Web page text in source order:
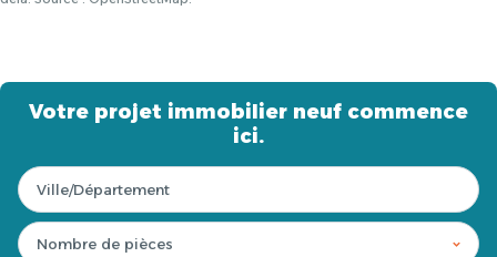
Votre projet immobilier neuf commence
ici.